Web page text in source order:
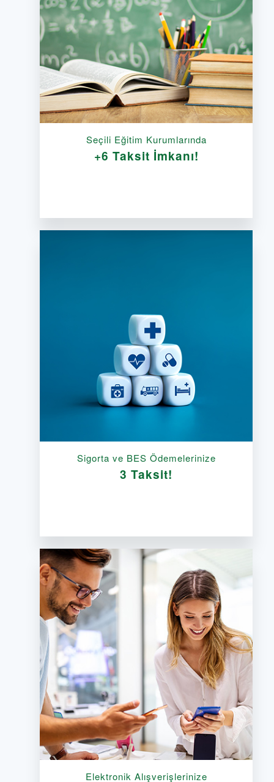
Seçili Eğitim Kurumlarında
+6 Taksit İmkanı!
Sigorta ve BES Ödemelerinize
3 Taksit!
Elektronik Alışverişlerinize